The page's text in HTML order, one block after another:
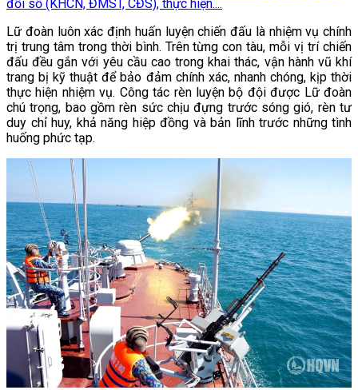
đổi số (KHCN, ĐMST, CĐS), thực hiện....
Lữ đoàn luôn xác định huấn luyện chiến đấu là nhiệm vụ chính
trị trung tâm trong thời bình. Trên từng con tàu, mỗi vị trí chiến
đấu đều gắn với yêu cầu cao trong khai thác, vận hành vũ khí
trang bị kỹ thuật để bảo đảm chính xác, nhanh chóng, kịp thời
thực hiện nhiệm vụ. Công tác rèn luyện bộ đội được Lữ đoàn
chú trọng, bao gồm rèn sức chịu đựng trước sóng gió, rèn tư
duy chỉ huy, khả năng hiệp đồng và bản lĩnh trước những tình
huống phức tạp.